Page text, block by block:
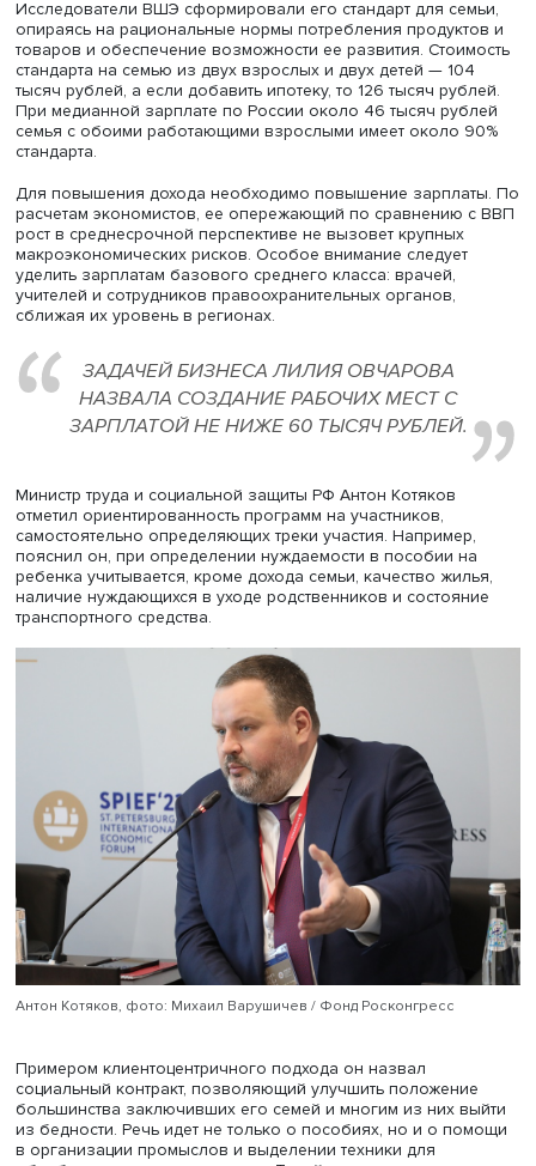
Лилия Овчарова, фото: Михаил Варушичев / Фонд
Она уверена, что достигнутое в последние годы
бедности — необходимое, но недостаточное условие
благополучия. Требуется, чтобы накопленные знания и
достойное качество жизни семьи, а солидарность
риски при возникновении экстраординарных ситуаций.
Сейчас возможности ограничены: трудовые доходы в
году составили 39% ВВП, за последние десятилетия
ВВП сократилась на 10 п.п., необходимо обратное
измерения материального благополучия.
Исследователи ВШЭ сформировали его стандарт для
опираясь на рациональные нормы потребления
товаров и обеспечение возможности ее развития.
тысяч рублей, а если добавить ипотеку, то 126 тысяч
При медианной зарплате по России около 46 тысяч
семья с обоими работающими взрослыми имеет около
стандарта.
Для повышения дохода необходимо повышение
расчетам экономистов, ее опережающий по
рост в среднесрочной перспективе не вызовет крупных
макроэкономических рисков. Особое внимание
уделить зарплатам базового среднего класса: врачей,
учителей и сотрудников правоохранительных органов,
сближая их уровень в регионах.
ЗАДАЧЕЙ БИЗНЕСА ЛИЛИЯ ОВЧАРОВА
НАЗВАЛА СОЗДАНИЕ РАБОЧИХ МЕСТ С
ЗАРПЛАТОЙ НЕ НИЖЕ 60 ТЫСЯЧ РУБЛЕЙ.
Министр труда и социальной защиты РФ Антон Котяков
отметил ориентированность программ на участников,
самостоятельно определяющих треки участия.
ребенка учитывается, кроме дохода семьи, качество
наличие нуждающихся в уходе родственников и
транспортного средства.